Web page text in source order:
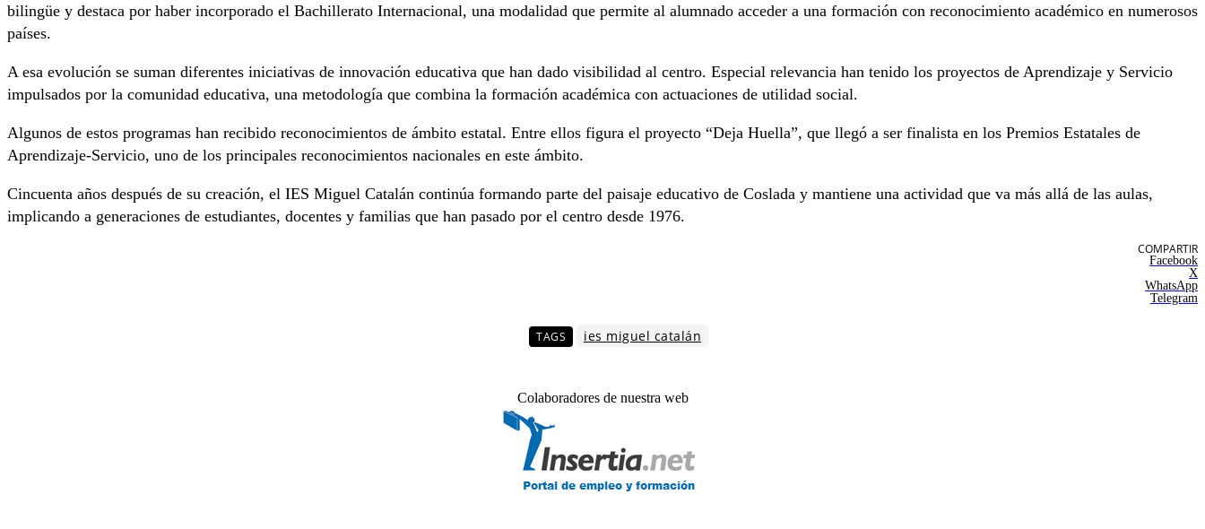
bilingüe y destaca por haber incorporado el Bachillerato Internacional, una modalidad que permite al alumnado acceder a una formación con reconocimiento académico en numerosos
países.
A esa evolución se suman diferentes iniciativas de innovación educativa que han dado visibilidad al centro. Especial relevancia han tenido los proyectos de Aprendizaje y Servicio
impulsados por la comunidad educativa, una metodología que combina la formación académica con actuaciones de utilidad social.
Algunos de estos programas han recibido reconocimientos de ámbito estatal. Entre ellos figura el proyecto “Deja Huella”, que llegó a ser finalista en los Premios Estatales de
Aprendizaje-Servicio, uno de los principales reconocimientos nacionales en este ámbito.
Cincuenta años después de su creación, el IES Miguel Catalán continúa formando parte del paisaje educativo de Coslada y mantiene una actividad que va más allá de las aulas,
implicando a generaciones de estudiantes, docentes y familias que han pasado por el centro desde 1976.
COMPARTIR
Facebook
X
WhatsApp
Telegram
TAGS ies miguel catalán
Colaboradores de nuestra web